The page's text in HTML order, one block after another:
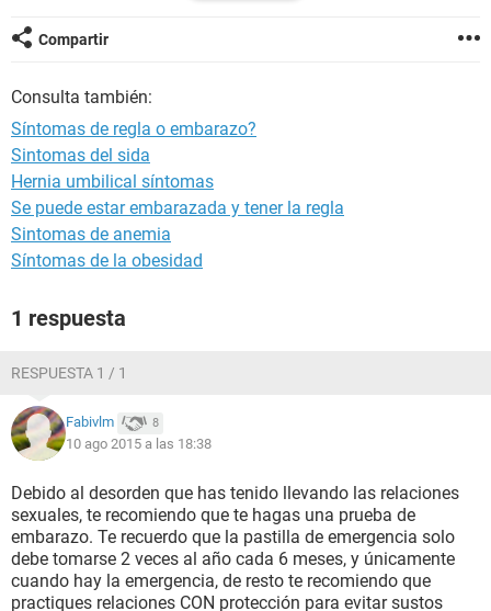
viene la regla o será síntomas de embarazo?
Compartir
Consulta también:
Síntomas de regla o embarazo?
Sintomas del sida
Hernia umbilical síntomas
Se puede estar embarazada y tener la regla
Sintomas de anemia
Síntomas de la obesidad
1 respuesta
RESPUESTA 1 / 1
Fabivlm 8
10 ago 2015 a las 18:38
Debido al desorden que has tenido llevando las relaciones
sexuales, te recomiendo que te hagas una prueba de
embarazo. Te recuerdo que la pastilla de emergencia solo
debe tomarse 2 veces al año cada 6 meses, y únicamente
cuando hay la emergencia, de resto te recomiendo que
practiques relaciones CON protección para evitar sustos